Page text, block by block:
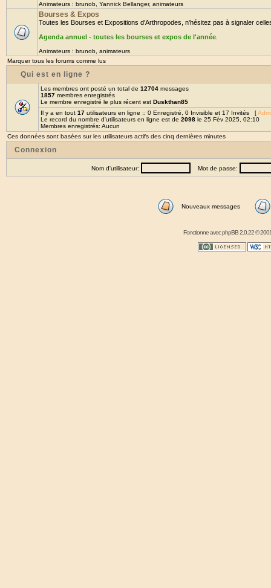
Animateurs : brunob Yannick Bellanger, animateurs
Bourses & Expos
Toutes les Bourses et Expositions d'Arthropodes, n'hésitez pas à signaler
Agenda annuel - toutes les bourses et expos de l'année
Animateurs : brunob animateurs
Marquer tous les forums comme lus
Qui est en ligne ?
Les membres ont posté un total de 12704 messages
1857 membres enregistrés
Le membre enregistré le plus récent est Duskthan85
Il y a en tout 17 utilisateurs en ligne :: 0 Enregistré, 0 Invisible et 17 Invités [
Le record du nombre d'utilisateurs en ligne est de 2098 le 25 Fév 2025, 02:10
Membres enregistrés: Aucun
Ces données sont basées sur les utilisateurs actifs des cinq dernières minutes
Connexion
Nom d'utilisateur: Mot de passe:
Nouveaux messages
Fonctionne avecphpBB2.0.22 ©